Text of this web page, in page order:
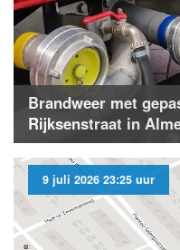
Brandweer met
Rijksenstraat in
9 juli 2026 23:25 uur